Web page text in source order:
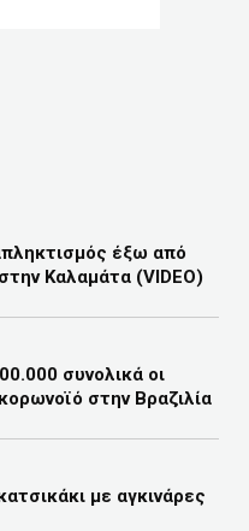
έξω από
Καλαμάτα (VIDEO)
συνολικά οι
στην Βραζιλία
με αγκινάρες